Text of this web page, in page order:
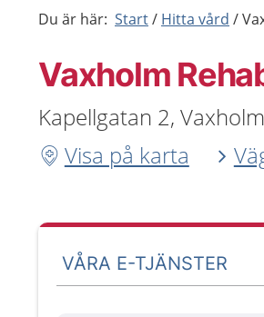
Du är här: Start Hitta vård
Vaxholm
Kapellgatan 2, Vaxholm
Visa på karta
VÅRA E-TJÄNSTER